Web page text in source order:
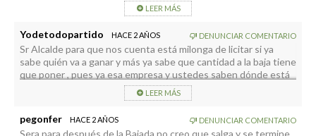
los más modernos , donde aparcan los pocos que vienen a
cenar o almorzar o tomarse un pincho , donde aparcan los que
cuadro de la luz , no van querer ir a trabajar ni lis fontaneros ni
los electricistas , cuando tienes políticos inútiles que solo les
interesa salir en fotos o en vídeos, pasa lo que pasa ,…en un par
de años y deberían quitar la palabra CAPITAL que ha puesto el
sr. Alcalde , esto es la crónica de una muerte anunciada y poner
LEER MÁS
Yodetodopartido HACE 2 AÑOS DENUNCIAR COMENTARIO
Sr Alcalde para que nos cuenta está milonga de licitar si ya
sabe quién va a ganar y más ya sabe que cantidad a la baja tiene
que poner , pues ya esa empresa y ustedes saben dónde está
el fallo del proyecto para poder “”legalmente””aprobar el
reformado incluido saben la cantidad que van a subcontratar al
LEER MÁS
pegonfer HACE 2 AÑOS DENUNCIAR COMENTARIO
Sera para después de la Bajada no creo que salga y se termine